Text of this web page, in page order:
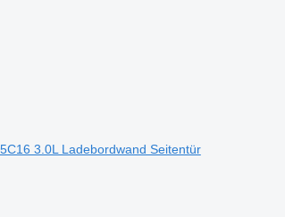
3.0L Ladebordwand Seitentür